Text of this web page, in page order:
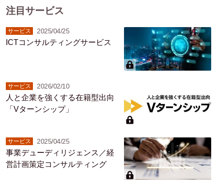
注目サービス
サービス 2025/04/25
ICTコンサルティングサービス
サービス 2026/02/10
人と企業を強くする在籍型出向
「Vターンシップ」
サービス 2025/04/25
事業デューディリジェンス／経
営計画策定コンサルティング